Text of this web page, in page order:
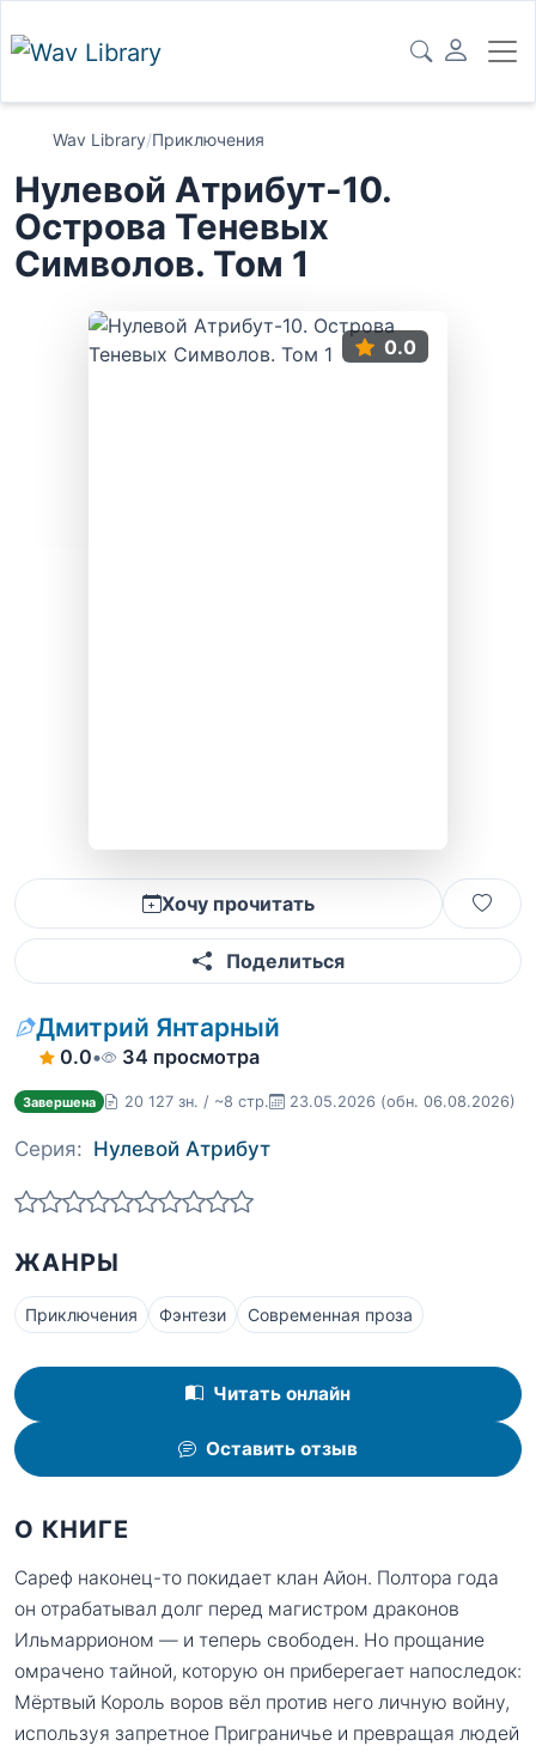
Wav Library/Приключения
Нулевой Атрибут-10.
Острова Теневых
Символов. Том 1
0.0
Хочу прочитать
Поделиться
Дмитрий Янтарный
0.0• 34 просмотра
Завершена 20 127 зн. / ~8 стр. 23.05.2026 (обн. 06.08.2026)
Серия: Нулевой Атрибут
ЖАНРЫ
Приключения Фэнтези Современная проза
Читать онлайн
Оставить отзыв
О КНИГЕ
Сареф наконец-то покидает клан Айон. Полтора года
он отрабатывал долг перед магистром драконов
Ильмаррионом — и теперь свободен. Но прощание
омрачено тайной, которую он приберегает напоследок:
Мёртвый Король воров вёл против него личную войну,
используя запретное Приграничье и превращая людей